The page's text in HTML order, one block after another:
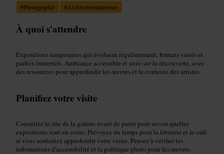
#Photographie #Architectureintérieure
À quoi s'attendre
Expositions temporaires qui évoluent régulièrement, formats variés et
parfois immersifs. Ambiance accessible et axée sur la découverte, avec
des ressources pour approfondir les œuvres et le contexte des artistes.
Planifiez votre visite
Consultez le site de la galerie avant de partir pour savoir quelles
expositions sont en cours. Prévoyez du temps pour la librairie et le café
si vous souhaitez approfondir votre visite. Pensez à vérifier les
informations d'accessibilité et la politique photo pour les œuvres.